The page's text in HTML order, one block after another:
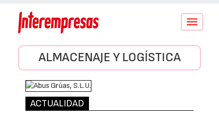
Conmutar
ALMACENAJE Y LOGÍSTICA
ACTUALIDAD